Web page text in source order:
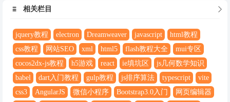
 相关栏目 
jquery教程 electron Dreamweaver javascript
html教程
css教程
网站SEO xml html5 flash教程大全
mui专区
cocos2dx-js教程
h5游戏 react ie填坑区
js几何数学知识
babel
dart入门教程 gulp教程 js排序算法 typescript
vite
css3
AngularJS 微信小程序 Bootstrap3.0入门
网页编辑器